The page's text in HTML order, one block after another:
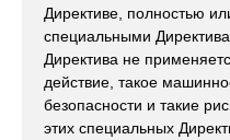
Директиве, полностью
специальными
Директива не
действие, такое
безопасности и такие
этих специальных